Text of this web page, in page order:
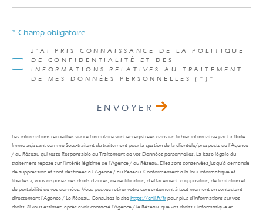
J'AI PRIS CONNAISSANCE DE LA POLITIQUE
DE CONFIDENTIALITÉ ET DES
INFORMATIONS RELATIVES AU TRAITEMENT
DE MES DONNÉES PERSONNELLES (*)*
* Champ obligatoire
ENVOYER
Les informations recueillies sur ce formulaire sont enregistrées dans un fichier informatisé par La Boite
Immo agissant comme Sous-traitant du traitement pour la gestion de la clientèle/prospects de l'Agence
/ du Réseau qui reste Responsable du Traitement de vos Données personnelles. La base légale du
traitement repose sur l'intérêt légitime de l'Agence / du Réseau. Elles sont conservées jusqu'à demande
de suppression et sont destinées à l'Agence / au Réseau. Conformément à la loi « informatique et
libertés », vous disposez des droits d’accès, de rectification, d’effacement, d’opposition, de limitation et
de portabilité de vos données. Vous pouvez retirer votre consentement à tout moment en contactant
directement l’Agence / Le Réseau. Consultez le site https://cnil.fr/fr pour plus d’informations sur vos
droits. Si vous estimez, après avoir contacté l'Agence / le Réseau, que vos droits « Informatique et